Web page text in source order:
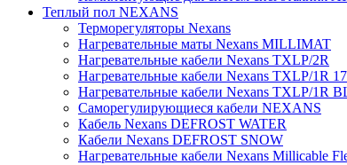
Теплый пол NEXANS
Терморегуляторы Nexans
Нагревательные маты Nexans MILLIMAT
Нагревательные кабели Nexans TXLP/2R
Нагревательные кабели Nexans TXLP/1R
Нагревательные кабели Nexans TXLP/1R
Саморегулирующиеся кабели NEXANS
Кабель Nexans DEFROST WATER
Кабели Nexans DEFROST SNOW
Нагревательные кабели Nexans Millicable